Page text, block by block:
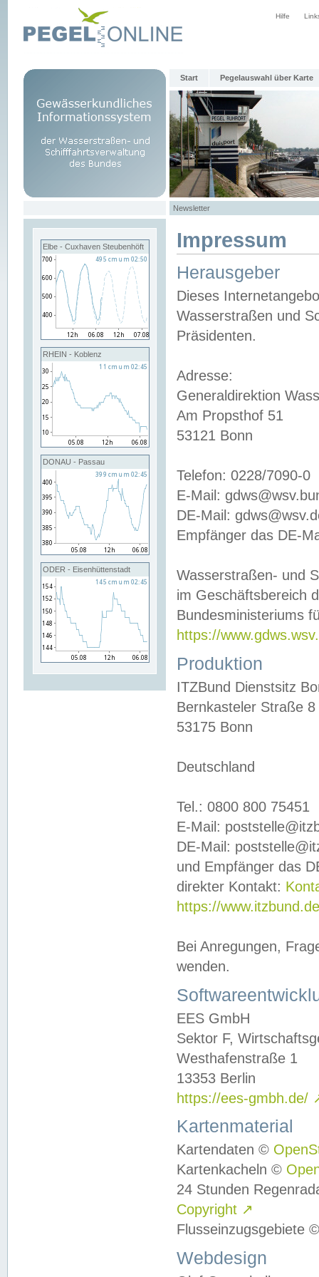
Hilfe
Start Pegelauswahl über Karte
Newsletter
Elbe - Cuxhaven Steubenhöft
RHEIN - Koblenz
DONAU - Passau
ODER - Eisenhüttenstadt
Impressum
Herausgeber
Dieses
Wasserstraßen und
Präsidenten.
Adresse:
Generaldirektion
Am Propsthof 51
53121 Bonn
Telefon: 0228/7090-0
E-Mail:
DE-Mail:
Empfänger das DE-
Wasserstraßen- und
im Geschäftsbereich
Bundesministeriums
https://
Produktion
ITZBund Dienstsitz
Bernkasteler Straße 8
53175 Bonn
Deutschland
Tel.: 0800 800 75451
E-Mail:
DE-Mail:
und Empfänger das
direkter Kontakt:
https://
Bei Anregungen,
wenden.
EES GmbH
Sektor F,
Westhafenstraße 1
13353 Berlin
https://ees-gmbh.de/
Kartenmaterial
Kartendaten ©
Kartenkacheln ©
24 Stunden
Copyright ↗
Flusseinzugsgebiete
Webdesign